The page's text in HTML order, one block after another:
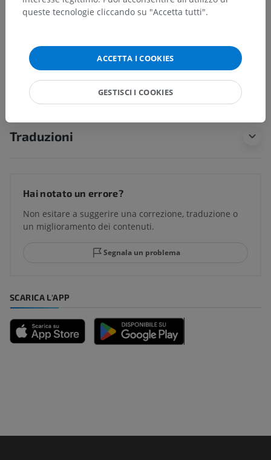
Vasi sanguigni del midollo spinale>
Strutture sottostanti:Non sono presenti strutture
soggiacenti per questa parte anatomica
Traduzioni
Hai notato un errore?
Non esitare a suggerire una correzione, traduzione o
un miglioramento dei contenuti.
Segnala un problema
SCARICA L'APP
queste tecnologie cliccando su "Accetta tutti".
ACCETTA I COOKIES
GESTISCI I COOKIES